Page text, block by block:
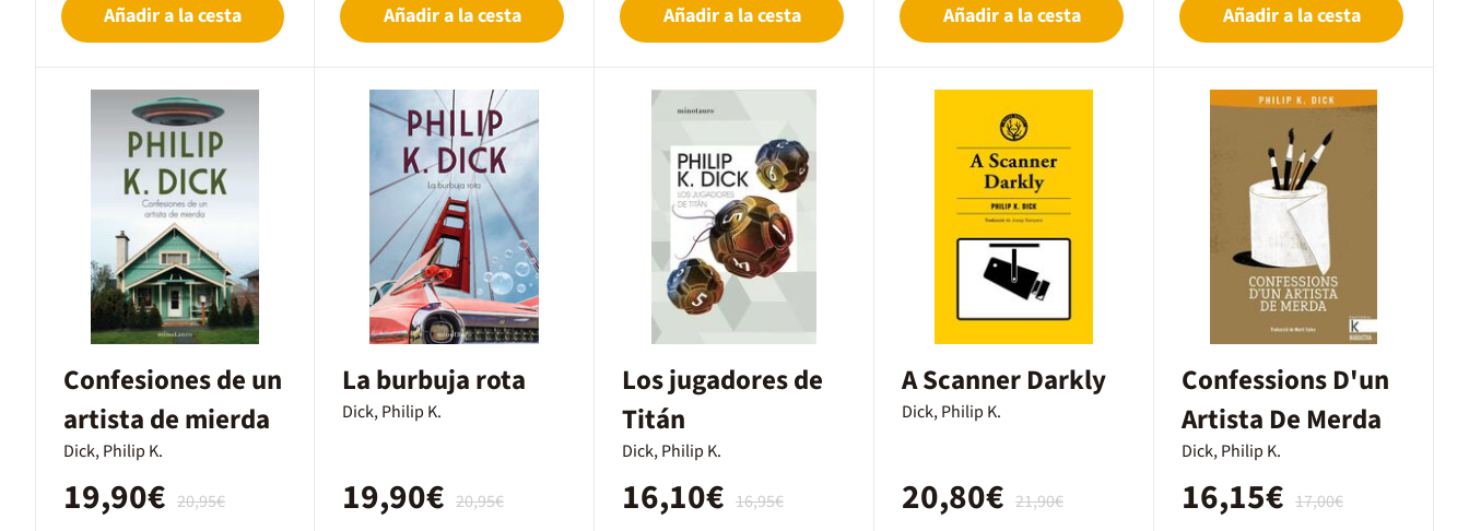
Añadir a la cesta Añadir a la cesta Añadir a la cesta Añadir a la cesta Añadir a la cesta
Confesiones de un
artista de mierda
Dick, Philip K.
20,95€
19,90€
La burbuja rota
Dick, Philip K.
20,95€
19,90€
Los jugadores de
Titán
Dick, Philip K.
16,95€
16,10€
A Scanner Darkly
Dick, Philip K.
21,90€
20,80€
Confessions D'un
Artista De Merda
Dick, Philip K.
17,00€
16,15€